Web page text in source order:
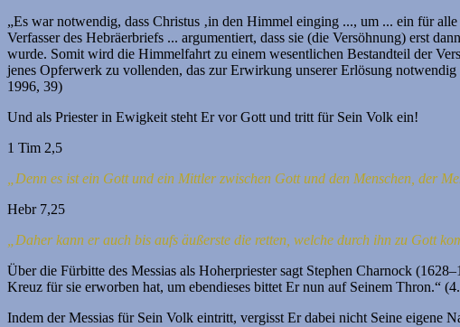
„Es war notwendig, dass Christus ‚in den Himmel einging ..., um ... ein für
Verfasser des Hebräerbriefs ... argumentiert, dass sie (die Versöhnung) erst
wurde. Somit wird die Himmelfahrt zu einem wesentlichen Bestandteil der
jenes Opferwerk zu vollenden, das zur Erwirkung unserer Erlösung
1996, 39)
Und als Priester in Ewigkeit steht Er vor Gott und tritt für Sein Volk ein!
1 Tim 2,5
„Denn es ist ein Gott und ein Mittler zwischen Gott und den Menschen, der
Hebr 7,25
„Daher kann er auch bis aufs äußerste die retten, welche durch ihn zu Gott
Über die Fürbitte des Messias als Hoherpriester sagt Stephen Charnock
Kreuz für sie erworben hat, um ebendieses bittet Er nun auf Seinem Thron.“
Indem der Messias für Sein Volk eintritt, vergisst Er dabei nicht Seine eigene